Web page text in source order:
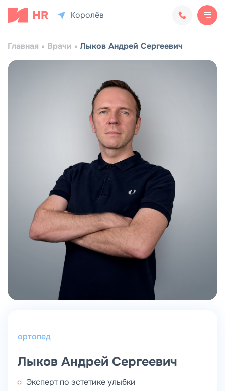
Королёв
Главная Врачи Лыков Андрей Сергеевич
ортопед
Лыков Андрей Сергеевич
Эксперт по эстетике улыбки